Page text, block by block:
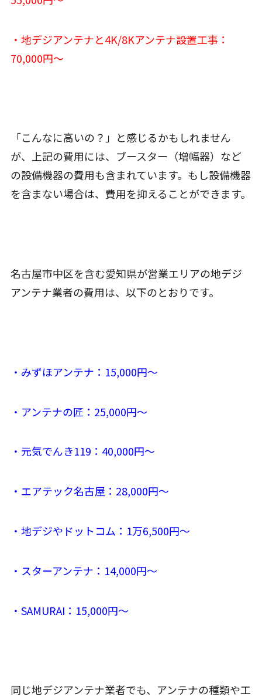
・地デジアンテナと4K/8Kアンテナ設置工事：
70,000円〜
「こんなに高いの？」と感じるかもしれません
が、上記の費用には、ブースター（増幅器）など
の設備機器の費用も含まれています。もし設備機器
を含まない場合は、費用を抑えることができます。
名古屋市中区を含む愛知県が営業エリアの地デジ
アンテナ業者の費用は、以下のとおりです。
・みずほアンテナ：15,000円〜
・アンテナの匠：25,000円〜
・元気でんき119：40,000円〜
・エアテック名古屋：28,000円〜
・地デジやドットコム：1万6,500円〜
・スターアンテナ：14,000円〜
・SAMURAI：15,000円〜
同じ地デジアンテナ業者でも、アンテナの種類や工